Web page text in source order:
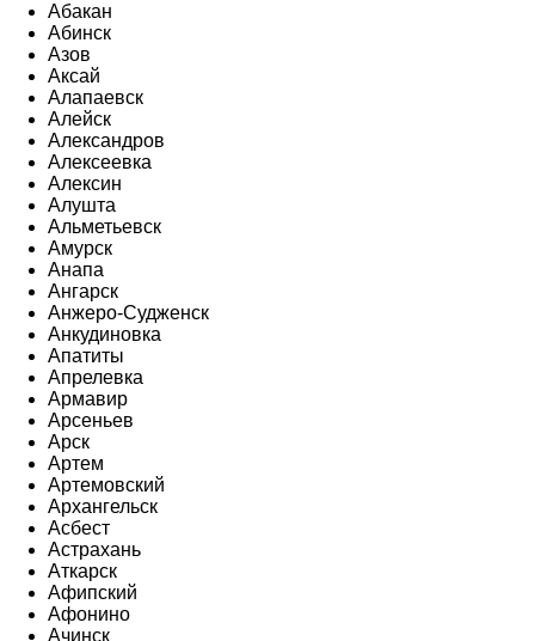
Абакан
Абинск
Азов
Аксай
Алапаевск
Алейск
Александров
Алексеевка
Алексин
Алушта
Альметьевск
Амурск
Анапа
Ангарск
Анжеро-Судженск
Анкудиновка
Апатиты
Апрелевка
Армавир
Арсеньев
Арск
Артем
Артемовский
Архангельск
Асбест
Астрахань
Аткарск
Афипский
Афонино
Ачинск